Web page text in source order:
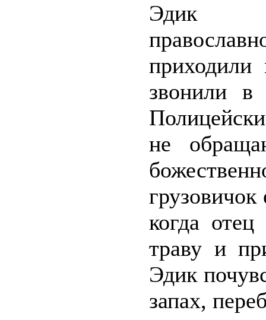
Эдик
приходили
звонили
не
когда
траву и
Эдик
запах,